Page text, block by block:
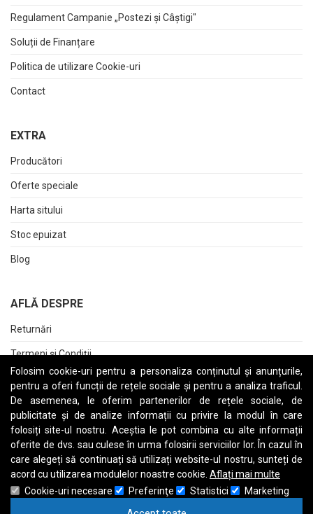
Folosim cookie-uri pentru a personaliza conținutul și anunțurile,
pentru a oferi funcții de rețele sociale și pentru a analiza traficul.
De asemenea, le oferim partenerilor de rețele sociale, de
publicitate și de analize informații cu privire la modul în care
folosiți site-ul nostru. Aceștia le pot combina cu alte informații
oferite de dvs. sau culese în urma folosirii serviciilor lor. În cazul în
care alegeți să continuați să utilizați website-ul nostru, sunteți de
acord cu utilizarea modulelor noastre cookie. Aflați mai multe
Cookie-uri necesare
Preferinţe Statistici Marketing
Regulament Campanie „Postezi și Câștigi"
Soluții de Finanțare
Politica de utilizare Cookie-uri
Contact
EXTRA
Producători
Oferte speciale
Harta sitului
Stoc epuizat
Blog
AFLĂ DESPRE
Returnări
Termeni și Condiții
Raport date personale
Cerere stergere cont
ABCDEFGHIJKLMNOPQRSTUV WXYZ